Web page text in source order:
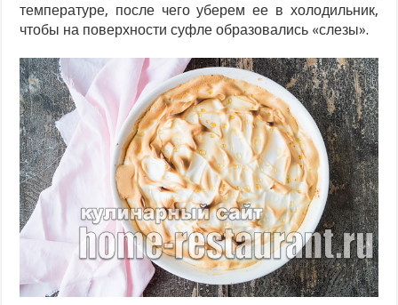
температуре, после чего уберем ее в холодильник,
чтобы на поверхности суфле образовались «слезы».